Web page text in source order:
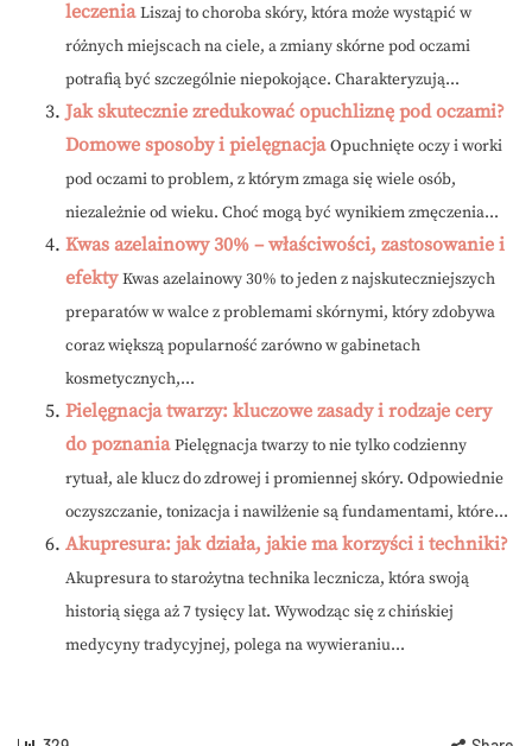
leczenia Liszaj to choroba skóry, która może wystąpić w
różnych miejscach na ciele, a zmiany skórne pod oczami
potrafią być szczególnie niepokojące. Charakteryzują...
Jak skutecznie zredukować opuchliznę pod oczami?
Domowe sposoby i pielęgnacja Opuchnięte oczy i worki
pod oczami to problem, z którym zmaga się wiele osób,
niezależnie od wieku. Choć mogą być wynikiem zmęczenia...
Kwas azelainowy 30% – właściwości, zastosowanie i
efekty Kwas azelainowy 30% to jeden z najskuteczniejszych
preparatów w walce z problemami skórnymi, który zdobywa
coraz większą popularność zarówno w gabinetach
kosmetycznych,...
Pielęgnacja twarzy: kluczowe zasady i rodzaje cery
do poznania Pielęgnacja twarzy to nie tylko codzienny
rytuał, ale klucz do zdrowej i promiennej skóry. Odpowiednie
oczyszczanie, tonizacja i nawilżenie są fundamentami, które...
Akupresura: jak działa, jakie ma korzyści i techniki?
Akupresura to starożytna technika lecznicza, która swoją
historią sięga aż 7 tysięcy lat. Wywodząc się z chińskiej
medycyny tradycyjnej, polega na wywieraniu...